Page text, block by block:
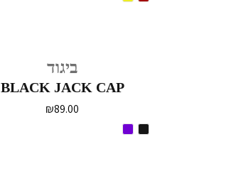
ביגוד
BLACK JACK CAP
₪89.00